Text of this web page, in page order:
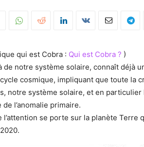
qui est Cobra : Qui est Cobra ? )
de notre système solaire, connaît déjà
cosmique, impliquant que toute la
notre système solaire, et en
l’anomalie primaire.
l’attention se porte sur la planète